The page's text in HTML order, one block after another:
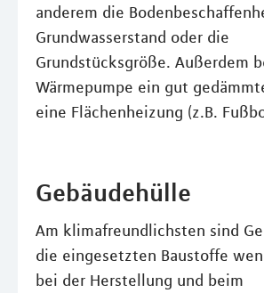
anderem die
Grundwasserstand oder die
Grundstücksgröße. Außerdem
Wärmepumpe ein gut
eine Flächenheizung (z.B.
Gebäudehülle
Am klimafreundlichsten sind
die eingesetzten Baustoffe
bei der Herstellung und beim